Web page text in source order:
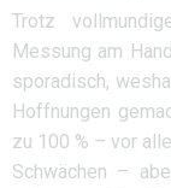
Trotz
Messung am
sporadisch,
Hoffnungen
zu 100 % – vor
Schwächen –